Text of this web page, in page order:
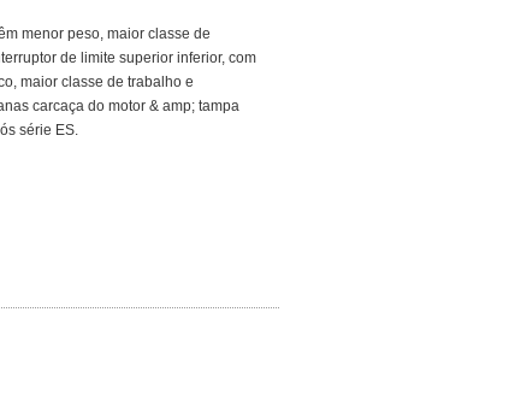
menor peso, maior classe de
de limite superior inferior, com
maior classe de trabalho e
carcaça do motor & amp; tampa
série ES.